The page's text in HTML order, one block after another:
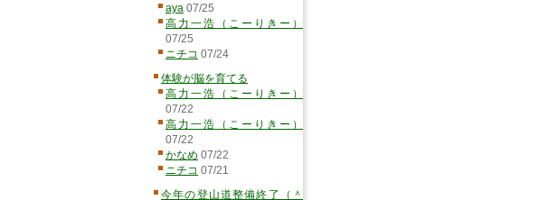
aya 07/25
高力一浩（こーりきー）
07/25
ニチコ 07/24
体験が脳を育てる
高力一浩（こーりきー）
07/22
高力一浩（こーりきー）
07/22
かなめ 07/22
ニチコ 07/21
今年の登山道整備終了（＾